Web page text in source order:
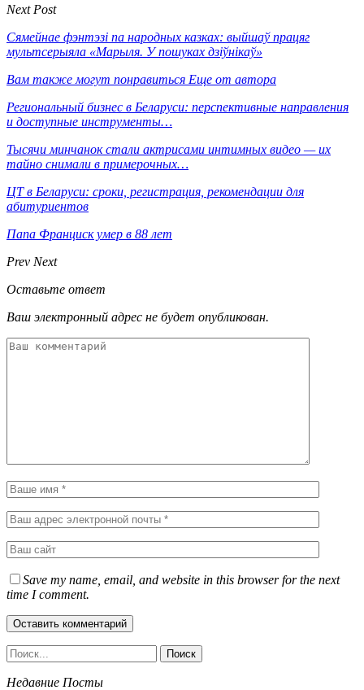
Next Post
Сямейнае фэнтэзі па народных казках: выйшаў працяг
мультсерыяла «Марыля. У пошуках дзіўнікаў»
Вам также могут понравиться Еще от автора
Региональный бизнес в Беларуси: перспективные направления
и доступные инструменты…
Тысячи минчанок стали актрисами интимных видео — их
тайно снимали в примерочных…
ЦТ в Беларуси: сроки, регистрация, рекомендации для
абитуриентов
Папа Франциск умер в 88 лет
Prev Next
Оставьте ответ
Ваш электронный адрес не будет опубликован.
Save my name, email, and website in this browser for the next
time I comment.
Недавние Посты